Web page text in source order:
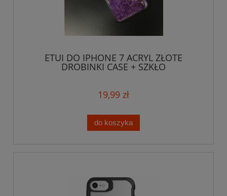
ETUI DO IPHONE 7 ACRYL ZŁOTE
DROBINKI CASE + SZKŁO
19,99 zł
do koszyka